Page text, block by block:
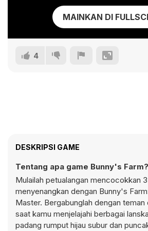
MAINKAN DI
4
DESKRIPSI GAME
Tentang apa game Bunny's Farm?
Mulailah petualangan mencocokkan
menyenangkan dengan Bunny's
Master. Bergabunglah dengan teman
saat kamu menjelajahi berbagai
padang rumput hijau subur dan